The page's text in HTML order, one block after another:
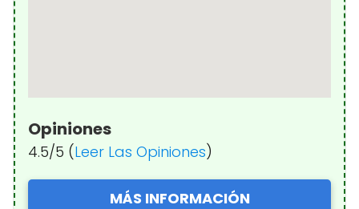
Opiniones
4.5/5 (Leer Las Opiniones)
MÁS INFORMACIÓN